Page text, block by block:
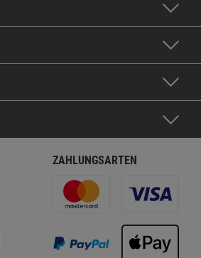
ZAHLUNGSARTEN